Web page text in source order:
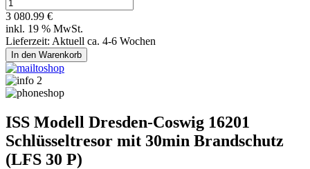
3 080.99 €
inkl. 19 % MwSt.
Lieferzeit: Aktuell ca. 4-6 Wochen
ISS Modell Dresden-Coswig 16201
Schlüsseltresor mit 30min Brandschutz
(LFS 30 P)